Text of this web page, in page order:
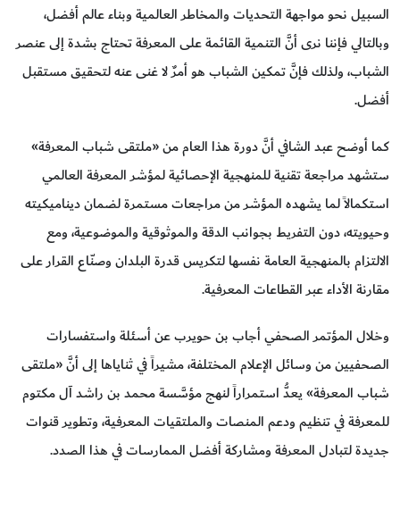
السبيل نحو مواجهة التحديات والمخاطر العالمية وبناء عالم أفضل،
وبالتالي فإننا نرى أنَّ التنمية القائمة على المعرفة تحتاج بشدة إلى عنصر
الشباب، ولذلك فإنَّ تمكين الشباب هو أمرٌ لا غنى عنه لتحقيق مستقبل
أفضل.
كما أوضح عبد الشافي أنَّ دورة هذا العام من «ملتقى شباب المعرفة»
ستشهد مراجعة تقنية للمنهجية الإحصائية لمؤشر المعرفة العالمي
استكمالاً لما يشهده المؤشر من مراجعات مستمرة لضمان ديناميكيته
وحيويته، دون التفريط بجوانب الدقة والموثوقية والموضوعية، ومع
الالتزام بالمنهجية العامة نفسها لتكريس قدرة البلدان وصنّاع القرار على
مقارنة الأداء عبر القطاعات المعرفية.
وخلال المؤتمر الصحفي أجاب بن حويرب عن أسئلة واستفسارات
الصحفيين من وسائل الإعلام المختلفة، مشيراً في ثناياها إلى أنَّ «ملتقى
شباب المعرفة» يعدُّ استمراراً لنهج مؤسَّسة محمد بن راشد آل مكتوم
للمعرفة في تنظيم ودعم المنصات والملتقيات المعرفية، وتطوير قنوات
جديدة لتبادل المعرفة ومشاركة أفضل الممارسات في هذا الصدد.